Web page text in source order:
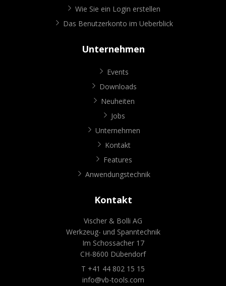
Wie Sie ein Login erstellen
Das Benutzerkonto im Ueberblick
Unternehmen
Events
Downloads
Neuheiten
Jobs
Unternehmen
Kontakt
Features
Anwendungstechnik
Kontakt
Vischer & Bolli AG
Werkzeug- und Spanntechnik
Im Schossacher 17
CH-8600 Dübendorf
T +41 44 802 15 15
info@vb-tools.com